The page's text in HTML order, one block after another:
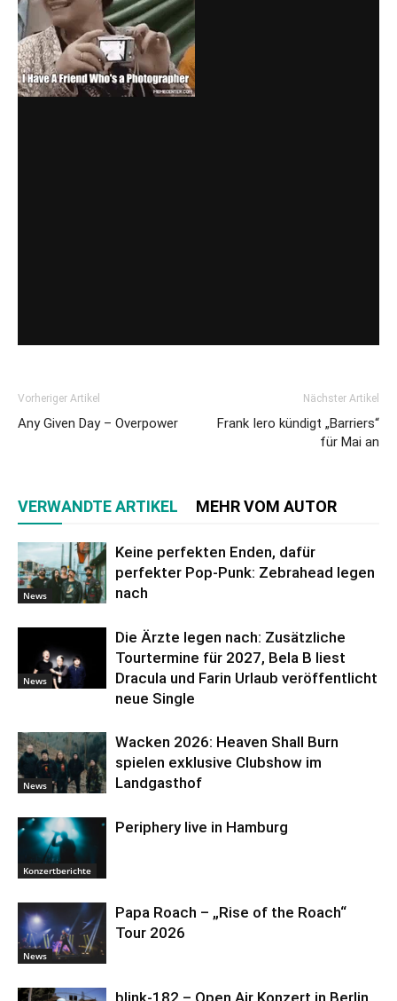
Vorheriger Artikel
Any Given Day – Overpower
Nächster Artikel
Frank Iero kündigt „Barriers“
für Mai an
VERWANDTE ARTIKEL MEHR VOM AUTOR
News
Keine perfekten Enden, dafür
perfekter Pop-Punk: Zebrahead legen
nach
News
Die Ärzte legen nach: Zusätzliche
Tourtermine für 2027, Bela B liest
Dracula und Farin Urlaub veröffentlicht
neue Single
News
Wacken 2026: Heaven Shall Burn
spielen exklusive Clubshow im
Landgasthof
Konzertberichte
Periphery live in Hamburg
News
Papa Roach – „Rise of the Roach“
Tour 2026
blink-182 – Open Air Konzert in Berlin